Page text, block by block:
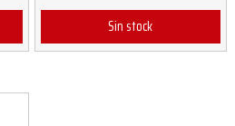
Sin stock